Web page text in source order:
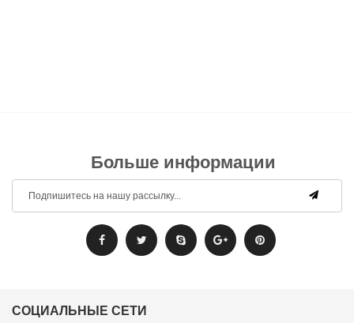
Больше информации
СОЦИАЛЬНЫЕ СЕТИ